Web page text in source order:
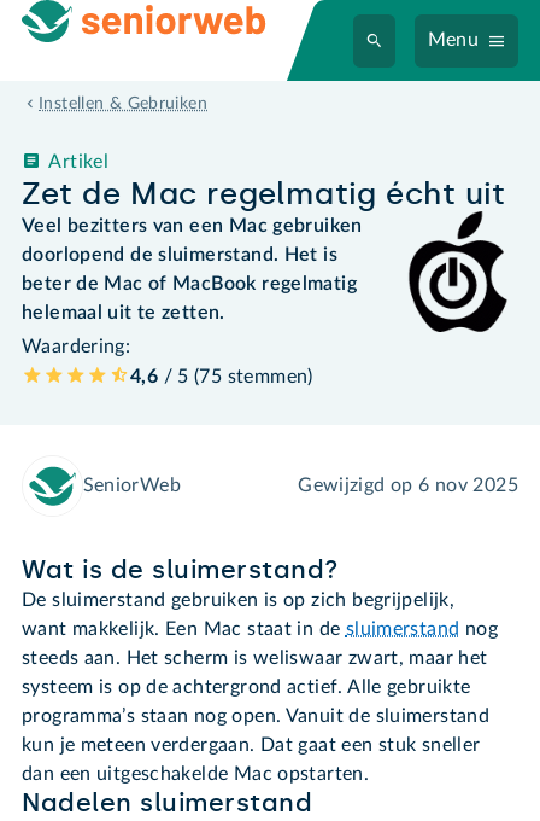
Menu
Instellen & Gebruiken
Zet de Mac regelmatig écht uit
Artikel
Veel bezitters van een Mac gebruiken
doorlopend de sluimerstand. Het is
beter de Mac of MacBook regelmatig
helemaal uit te zetten.
Waardering:
4,6 / 5 (75 stemmen)
SeniorWeb Gewijzigd op 6 nov 2025
Wat is de sluimerstand?
De sluimerstand gebruiken is op zich begrijpelijk,
want makkelijk. Een Mac staat in de sluimerstand nog
steeds aan. Het scherm is weliswaar zwart, maar het
systeem is op de achtergrond actief. Alle gebruikte
programma’s staan nog open. Vanuit de sluimerstand
kun je meteen verdergaan. Dat gaat een stuk sneller
dan een uitgeschakelde Mac opstarten.
Nadelen sluimerstand